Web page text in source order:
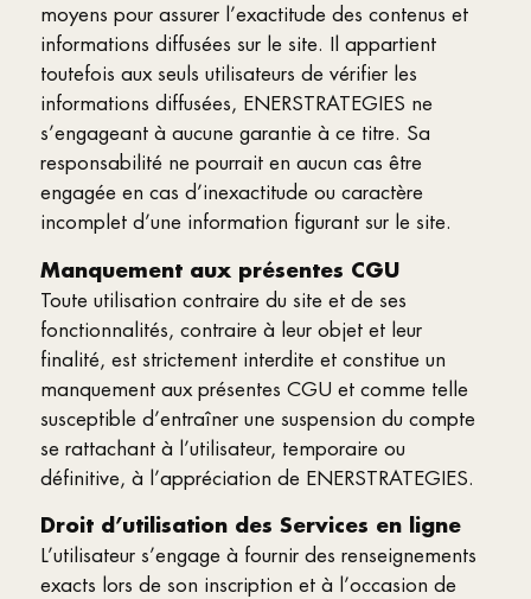
moyens pour assurer l’exactitude des contenus et
informations diffusées sur le site. Il appartient
toutefois aux seuls utilisateurs de vérifier les
informations diffusées, ENERSTRATEGIES ne
s’engageant à aucune garantie à ce titre. Sa
responsabilité ne pourrait en aucun cas être
engagée en cas d’inexactitude ou caractère
incomplet d’une information figurant sur le site.
Manquement aux présentes CGU
Toute utilisation contraire du site et de ses
fonctionnalités, contraire à leur objet et leur
finalité, est strictement interdite et constitue un
manquement aux présentes CGU et comme telle
susceptible d’entraîner une suspension du compte
se rattachant à l’utilisateur, temporaire ou
définitive, à l’appréciation de ENERSTRATEGIES.
Droit d’utilisation des Services en ligne
L’utilisateur s’engage à fournir des renseignements
exacts lors de son inscription et à l’occasion de